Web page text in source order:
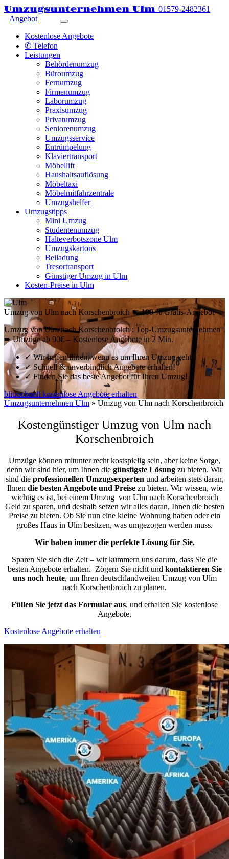
Umzugsunternehmen Ulm 01579-2482361
Angebot
Kostenlose Angebote
✆ Telefon
Leistungen
Behördenumzug
Büroumzug
Fernumzug
Firmenumzug
Laborumzug
Praxisumzug
Privatumzug
Seniorenumzug
Umzugsservice
Entrümpelung
Klaviertransport
Möbellift
Haushaltsauflösung
Möbeltaxi
Möbelmitfahrzentrale
Umzugshelfer
Umzugstipps
Mini Umzug
Studentenumzug
Halteverbotszone Ulm
Umzugskartons
Beiladung
Tresortransport
Günstiger Umzug in Ulm
Kosten-Preise in Ulm
Umzug von Ulm nach Korschenbroich ☛ 100 % Gratis-Angebot
Umzug von Ulm nach Korschenbroich : Top-Umzugsunternehmen
➨ Umzüge ab 90€ – Kostenlose Angebote in 2 Min.
✓Wir helfen Ihnen, wenn es um Ihren Umzug geht!
✓Schnell & unverbindlich Angebote erhalten!
✓Finden Sie das beste Angebot für Ihren Umzug!
blitzschnell kostenlose Angebote erhalten
Umzugsunternehmen Ulm » Umzug von Ulm nach Korschenbroich
Kostengünstiger Umzug von Ulm nach
Korschenbroich
Umzüge können mitunter recht kostspielig sein, aber keine Sorge,
denn wir sind hier, um Ihnen die günstigste Lösung zu bieten. Wir
sind die professionellen Umzugsexperten und arbeiten stets daran,
Ihnen die besten Angebote und Preisezu bieten. Wir wissen, wie
wichtig es ist, bei einem Umzug von Ulm nach Korschenbroich
Geld zu sparen, und deshalb setzen wir alles daran, Ihnen die besten
Preise zu bieten. Ob Sie nun eine kleine Wohnung haben oder ein
großes Haus in Ulm besitzen, was umgezogen werden muss.
Wir haben immer die perfekte Lösung für Sie.
Sparen Sie sich die Zeit – wir kümmern uns darum, dass Sie die
besten Angebote erhalten. Zögern Sie nicht und kontaktieren Sie
uns noch heute, um Ihren deutschlandweiten Umzug von Ulm
nach Korschenbroich zu planen.
Füllen Sie jetzt das Formular aus, und erhalten Sie kostenlose
Angebote.
Kostenlose Angebote erhalten